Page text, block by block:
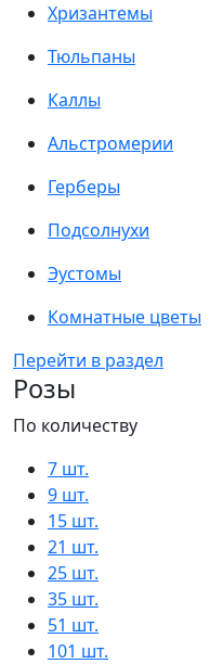
Хризантемы
Тюльпаны
Каллы
Альстромерии
Герберы
Подсолнухи
Эустомы
Комнатные цветы
Перейти в раздел
Розы
По количеству
7 шт.
9 шт.
15 шт.
21 шт.
25 шт.
35 шт.
51 шт.
101 шт.